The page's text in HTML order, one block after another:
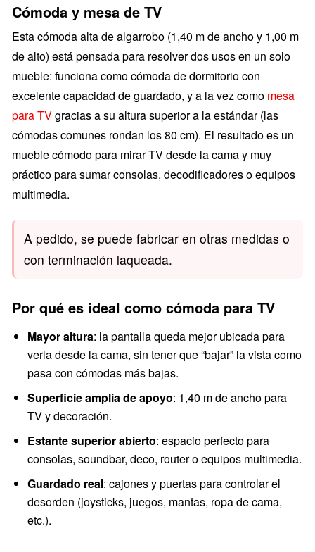
Cómoda y mesa de TV
Esta cómoda alta de algarrobo (1,40 m de ancho y 1,00 m
de alto) está pensada para resolver dos usos en un solo
mueble: funciona como cómoda de dormitorio con
excelente capacidad de guardado, y a la vez como mesa
para TVgracias a su altura superior a la estándar (las
cómodas comunes rondan los 80 cm). El resultado es un
mueble cómodo para mirar TV desde la cama y muy
práctico para sumar consolas, decodificadores o equipos
multimedia.
A pedido, se puede fabricar en otras medidas o
con terminación laqueada.
Por qué es ideal como cómoda para TV
Mayor altura: la pantalla queda mejor ubicada para
verla desde la cama, sin tener que “bajar” la vista como
pasa con cómodas más bajas.
Superficie amplia de apoyo: 1,40 m de ancho para
TV y decoración.
Estante superior abierto: espacio perfecto para
consolas, soundbar, deco, router o equipos multimedia.
Guardado real: cajones y puertas para controlar el
desorden (joysticks, juegos, mantas, ropa de cama,
etc.).